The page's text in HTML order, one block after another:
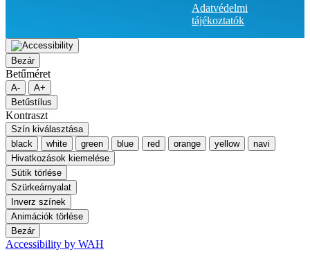
Adatvédelmi
tájékoztatók
Bezár
Betűméret
A-
A+
Betűstílus
Kontraszt
Szín kiválasztása
black
white green blue red orange yellow
navi
Hivatkozások kiemelése
Sütik törlése
Szürkeárnyalat
Inverz színek
Animációk törlése
Bezár
Accessibility by WAH